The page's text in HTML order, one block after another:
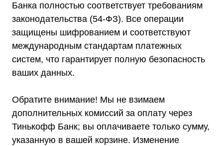
Банка полностью соответствует требованиям
законодательства (54-ФЗ). Все операции
защищены шифрованием и соответствуют
международным стандартам платежных
систем, что гарантирует полную безопасность
ваших данных.
Обратите внимание! Мы не взимаем
дополнительных комиссий за оплату через
Тинькофф Банк; вы оплачиваете только сумму,
указанную в вашей корзине. Изменение